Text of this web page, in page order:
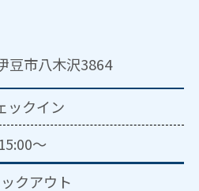
市八木沢3864
ックイン
15:00～
クアウト